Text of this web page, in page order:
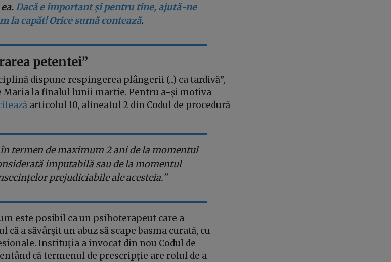
Dacă e important și pentru tine, ajută-ne
la capăt! Orice sumă contează.
petentei”
dispune respingerea plângerii (...) ca tardivă”,
Maria la finalul lunii martie. Pentru a-și motiva
articolul 10, alineatul 2 din Codul de procedură
în termen de maximum 2 ani de la momentul
imputabilă sau de la momentul
prejudiciabile ale acesteia.”
este posibil ca un psihoterapeut care a
a săvârșit un abuz să scape basma curată, cu
Instituția a invocat din nou Codul de
că termenul de prescripție are rolul de a